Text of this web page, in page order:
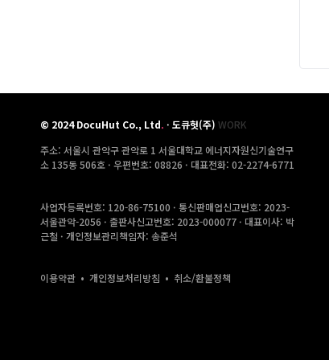
© 2024DocuHut Co., Ltd. · 도큐헛(주) WORK
주소: 서울시 관악구 관악로 1 서울대학교 에너지자원신기술연구
소 135동 506호 · 우편번호: 08826 · 대표전화: 02-2274-6771
사업자등록번호: 120-86-75100 · 통신판매업신고번호: 2023-
서울관악-2056 · 출판사신고번호: 2023-000077 · 대표이사: 박
근철 · 개인정보관리책임자: 송준석
이용약관 • 개인정보처리방침 • 취소/환불정책